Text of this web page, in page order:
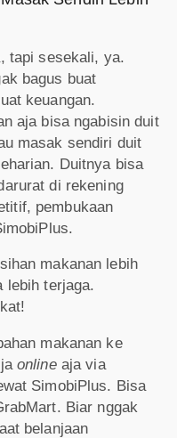
tapi sesekali, ya.
bagus buat
keuangan.
aja bisa ngabisin duit
masak sendiri duit
Duitnya bisa
di rekening
pembukaan
makanan lebih
lebih terjaga.
makanan ke
online aja via
SimobiPlus. Bisa
Biar nggak
belanjaan